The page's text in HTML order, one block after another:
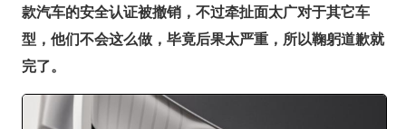
款汽车的安全认证被撤销，不过牵扯面太广对于其它车
型，他们不会这么做，毕竟后果太严重，所以鞠躬道歉就
完了。